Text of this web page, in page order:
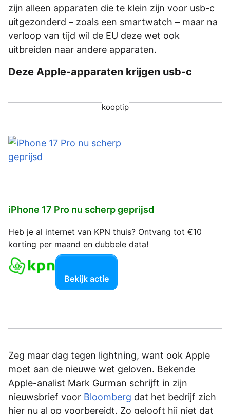
zijn alleen apparaten die te klein zijn voor usb-c
uitgezonderd – zoals een smartwatch – maar na
verloop van tijd wil de EU deze wet ook
uitbreiden naar andere apparaten.
Deze Apple-apparaten krijgen usb-c
kooptip
iPhone 17 Pro nu scherp geprijsd
Heb je al internet van KPN thuis? Ontvang tot €10
korting per maand en dubbele data!
Bekijk actie
Zeg maar dag tegen lightning, want ook Apple
moet aan de nieuwe wet geloven. Bekende
Apple-analist Mark Gurman schrijft in zijn
nieuwsbrief voor Bloomberg dat het bedrijf zich
hier nu al op voorbereidt. Zo gelooft hij niet dat